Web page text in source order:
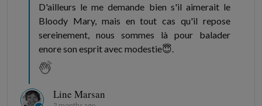
D'ailleurs le me demande bien s'il aimerait le
Bloody Mary, mais en tout cas qu'il repose
sereinement, nous sommes là pour balader
enore son esprit avec modestie😇.
Line Marsan